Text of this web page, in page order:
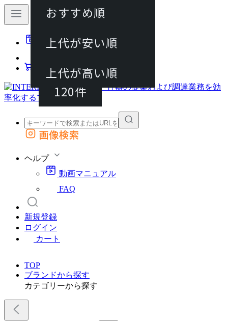
動画マニュアル
カート
外部サイトの商品をカートに追加
画像検索
ヘルプ
動画マニュアル
FAQ
新規登録
ログイン
カート
TOP
ブランドから探す
カテゴリーから探す
120件
おすすめ順
上代が安い順
上代が高い順